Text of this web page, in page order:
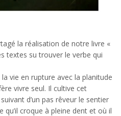
la réalisation de notre livre «
textes su trouver le verbe qui
vie en rupture avec la planitude
vivre seul. Il cultive cet
d’un pas rêveur le sentier
qu’il croque à pleine dent et où il